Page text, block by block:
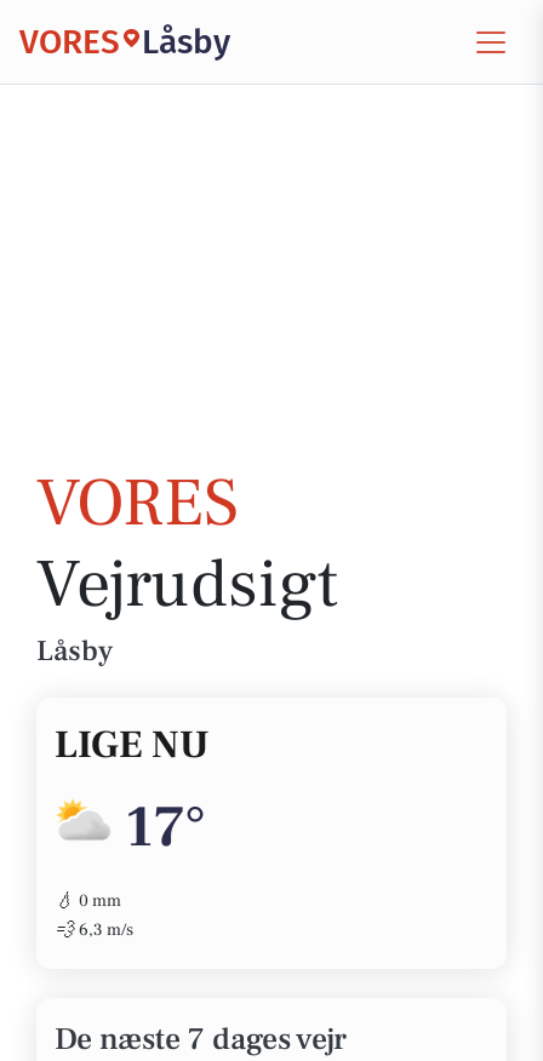
VORES Låsby
VORES
Vejrudsigt
Låsby
LIGE NU
17°
💧 0 mm
💨 6,3 m/s
De næste 7 dages vejr